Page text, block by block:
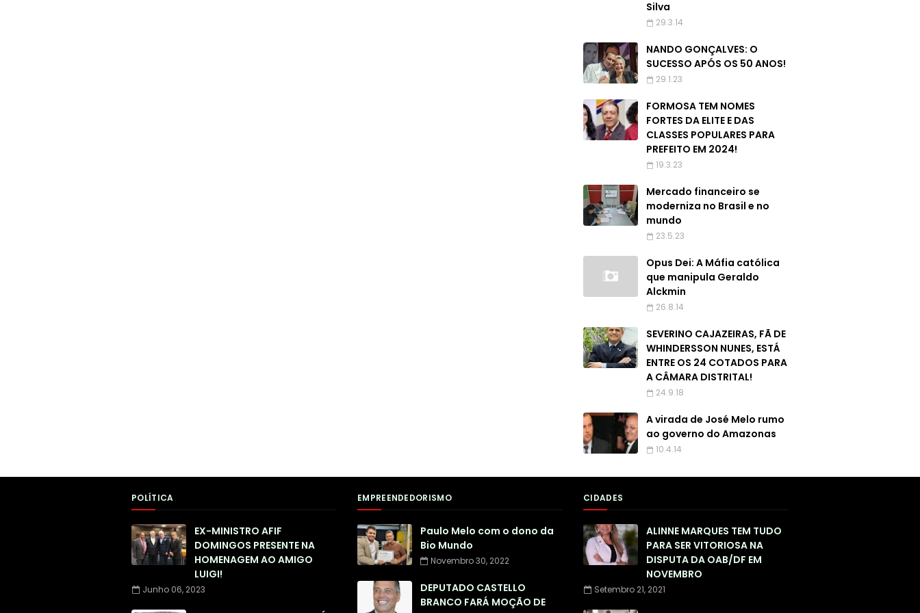
Silva
29.3.14
NANDO GONÇALVES: O
SUCESSO APÓS OS 50 ANOS!
29.1.23
FORMOSA TEM NOMES
FORTES DA ELITE E DAS
CLASSES POPULARES PARA
PREFEITO EM 2024!
19.3.23
Mercado financeiro se
moderniza no Brasil e no
mundo
23.5.23
Opus Dei: A Máfia católica
que manipula Geraldo
Alckmin
26.8.14
SEVERINO CAJAZEIRAS, FÃ DE
WHINDERSSON NUNES, ESTÁ
ENTRE OS 24 COTADOS PARA
A CÂMARA DISTRITAL!
24.9.18
A virada de José Melo rumo
ao governo do Amazonas
10.4.14
POLÍTICA
EX-MINISTRO AFIF
DOMINGOS PRESENTE NA
HOMENAGEM AO AMIGO
LUIGI!
Junho 06, 2023
EMPREENDEDORISMO
Paulo Melo com o dono da
Bio Mundo
Novembro 30, 2022
DEPUTADO CASTELLO
BRANCO FARÁ MOÇÃO DE
CIDADES
ALINNE MARQUES TEM TUDO
PARA SER VITORIOSA NA
DISPUTA DA OAB/DF EM
NOVEMBRO
Setembro 21, 2021